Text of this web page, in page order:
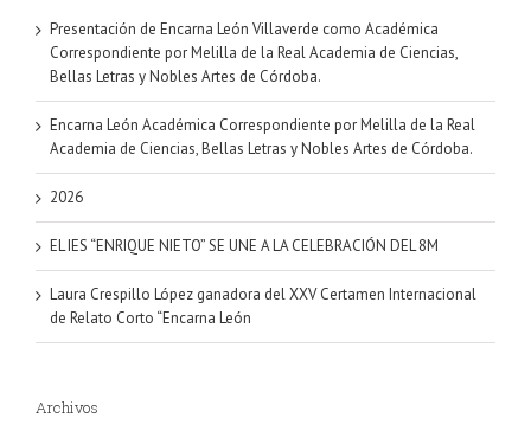
Presentación de Encarna León Villaverde como Académica
Correspondiente por Melilla de la Real Academia de Ciencias,
Bellas Letras y Nobles Artes de Córdoba.
Encarna León Académica Correspondiente por Melilla de la Real
Academia de Ciencias, Bellas Letras y Nobles Artes de Córdoba.
2026
EL IES “ENRIQUE NIETO” SE UNE A LA CELEBRACIÓN DEL 8M
Laura Crespillo López ganadora del XXV Certamen Internacional
de Relato Corto “Encarna León
Archivos